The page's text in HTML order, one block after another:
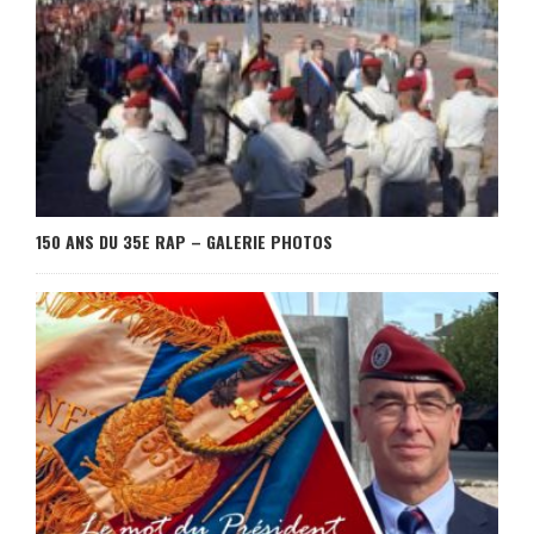
150 ANS DU 35E RAP – GALERIE PHOTOS